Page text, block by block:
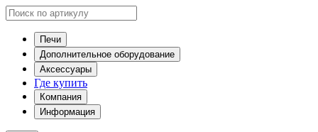
Печи
Дополнительное оборудование
Аксессуары
Где купить
Компания
Информация